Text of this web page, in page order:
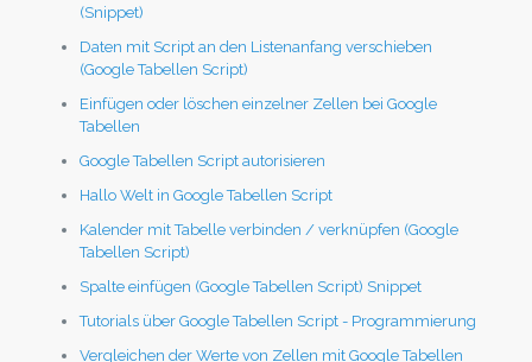
(Snippet)
Daten mit Script an den Listenanfang verschieben
(Google Tabellen Script)
Einfügen oder löschen einzelner Zellen bei Google
Tabellen
Google Tabellen Script autorisieren
Hallo Welt in Google Tabellen Script
Kalender mit Tabelle verbinden / verknüpfen (Google
Tabellen Script)
Spalte einfügen (Google Tabellen Script) Snippet
Tutorials über Google Tabellen Script - Programmierung
Vergleichen der Werte von Zellen mit Google Tabellen